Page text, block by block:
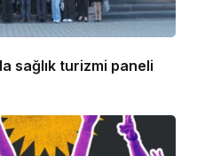
sağlık turizmi paneli